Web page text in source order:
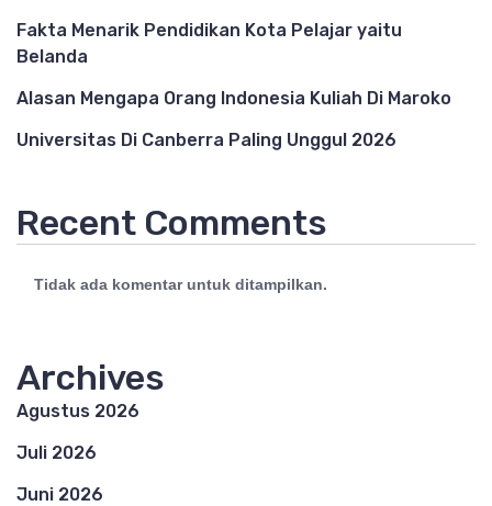
Fakta Menarik Pendidikan Kota Pelajar yaitu
Belanda
Alasan Mengapa Orang Indonesia Kuliah Di Maroko
Universitas Di Canberra Paling Unggul 2026
Recent Comments
Tidak ada komentar untuk ditampilkan.
Archives
Agustus 2026
Juli 2026
Juni 2026